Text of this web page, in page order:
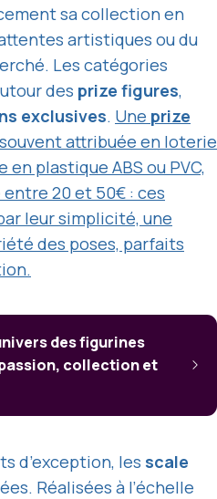
sa collection en
artistiques ou du
Les catégories
des prize figures,
exclusives. Une prize
attribuée en loterie
en plastique ABS ou PVC,
20 et 50€ : ces
leur simplicité, une
des poses, parfaits
des figurines
collection et
d’exception, les scale
Réalisées à l’échelle